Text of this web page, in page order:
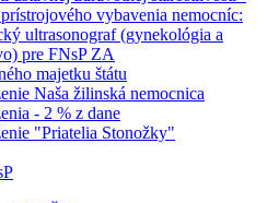
vybavenia nemocníc:
ultrasonograf (gynekológia a
pre FNsP ZA
majetku štátu
Naša žilinská nemocnica
- 2 % z dane
"Priatelia Stonožky"